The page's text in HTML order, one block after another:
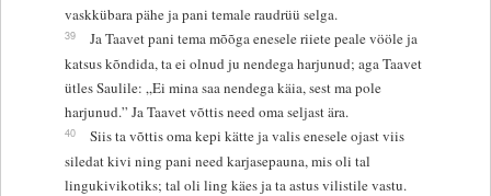
vaskkübara pähe ja pani temale raudrüü selga.
39
Ja Taavet pani tema mõõga enesele riiete peale vööle ja
katsus kõndida, ta ei olnud ju nendega harjunud; aga Taavet
ütles Saulile: „Ei mina saa nendega käia, sest ma pole
harjunud.” Ja Taavet võttis need oma seljast ära.
40
Siis ta võttis oma kepi kätte ja valis enesele ojast viis
siledat kivi ning pani need karjasepauna, mis oli tal
lingukivikotiks; tal oli ling käes ja ta astus vilistile vastu.